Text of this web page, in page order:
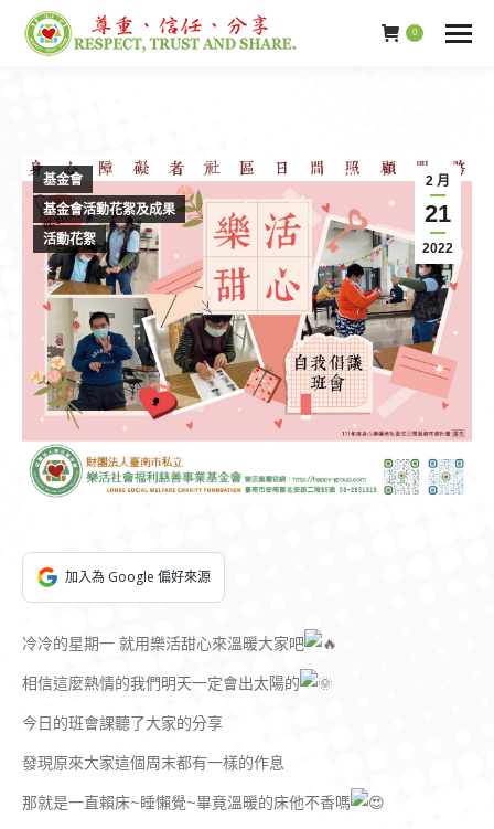
0
2 月
21
2022
基金會
基金會活動花絮及成果
活動花絮
加入為 Google 偏好來源
冷冷的星期一 就用樂活甜心來溫暖大家吧
相信這麼熱情的我們明天一定會出太陽的
今日的班會課聽了大家的分享
發現原來大家這個周末都有一樣的作息
那就是一直賴床~睡懶覺~畢竟溫暖的床他不香嗎